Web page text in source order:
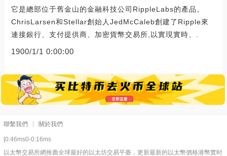
它是總部位于舊金山的金融科技公司RippleLabs的產品。
ChrisLarsen和Stellar創始人JedMcCaleb創建了Ripple來
連接銀行、支付提供商、加密貨幣交易所,以實現實時、.
1900/1/1 0:00:00
聯繫我們 關於我們
[0:46ms0-0:16ms
以太幣交易所網推薦全球最好的以太坊交易平臺，更新最新的以太幣價格港幣實时